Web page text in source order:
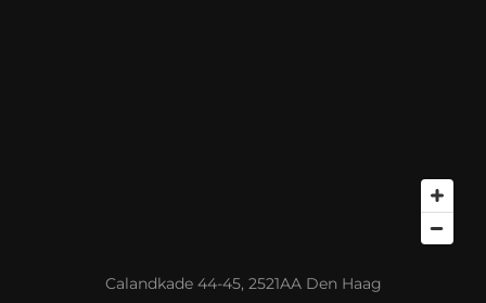
Calandkade 44-45, 2521AA Den Haag